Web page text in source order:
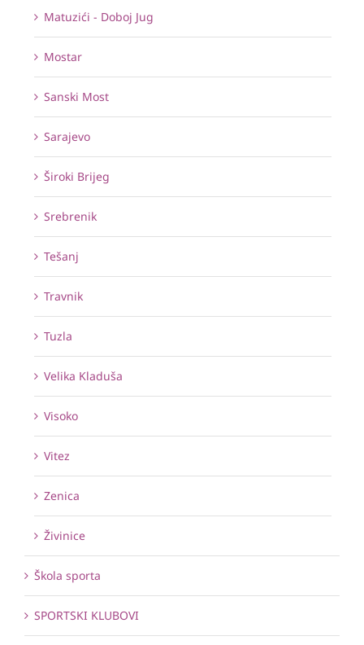
Matuzići - Doboj Jug
Mostar
Sanski Most
Sarajevo
Široki Brijeg
Srebrenik
Tešanj
Travnik
Tuzla
Velika Kladuša
Visoko
Vitez
Zenica
Živinice
Škola sporta
SPORTSKI KLUBOVI